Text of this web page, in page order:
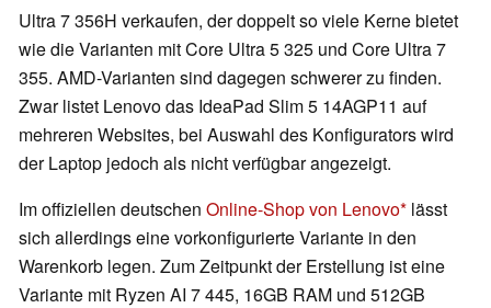
Ultra 7 356H verkaufen, der doppelt so viele Kerne bietet
wie die Varianten mit Core Ultra 5 325 und Core Ultra 7
355. AMD-Varianten sind dagegen schwerer zu finden.
Zwar listet Lenovo das IdeaPad Slim 5 14AGP11 auf
mehreren Websites, bei Auswahl des Konfigurators wird
der Laptop jedoch als nicht verfügbar angezeigt.
Im offiziellen deutschen Online-Shop von Lenovo lässt
sich allerdings eine vorkonfigurierte Variante in den
Warenkorb legen. Zum Zeitpunkt der Erstellung ist eine
Variante mit Ryzen AI 7 445, 16GB RAM und 512GB